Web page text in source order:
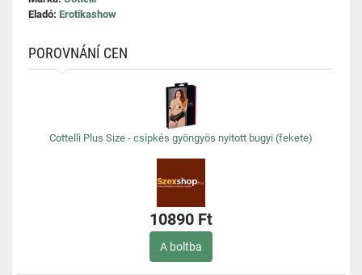
Eladó: Erotikashow
POROVNÁNÍ CEN
Cottelli Plus Size - csipkés gyöngyös nyitott bugyi (fekete)
10890 Ft
A boltba